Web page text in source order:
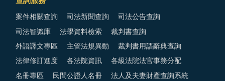
案件相關查詢 司法新聞查詢 司法公告查詢
司法智識庫 法學資料檢索 裁判書查詢
外語譯文專區 主管法規異動 裁判書用語辭典查詢
法律修訂進度 各法院資訊 各級法院法官事務分配
名冊專區 民間公證人名冊 法人及夫妻財產查詢系統